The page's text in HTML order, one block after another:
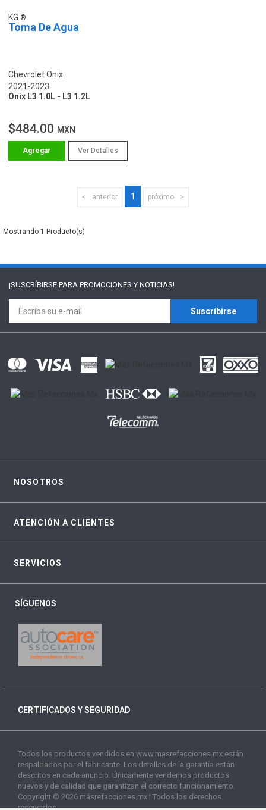
KG
Toma De Agua
Chevrolet Onix
2021-2023
Onix L3 1.0L - L3 1.2L
$484.00 MXN
Ver Detalles
anterior 1 próximo
1
¡SUSCRÍBIRSE PARA PROMOCIONES Y NOTICIAS!
Suscríbirse
NOSOTROS
ATENCIÓN A CLIENTES
SERVICIOS
SÍGUENOS
CERTIFICADOS Y SEGURIDAD
Todos los productos vendidos en www.masrefacciones.mx están
respaldados por el fabricante. Los detalles de la garantía están
descritos en cada anuncio. Únicamente vendemos productos
nuevos y de calidad que garantizan el correcto funcionamiento.
Copyright © 2026 másrefacciones.mx | Todos los derechos
reservados